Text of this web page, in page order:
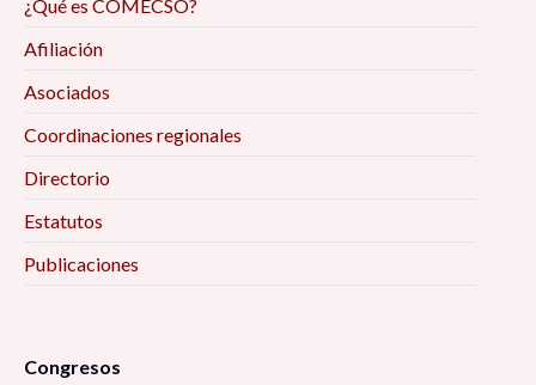
¿Qué es COMECSO?
Afiliación
Asociados
Coordinaciones regionales
Directorio
Estatutos
Publicaciones
Congresos